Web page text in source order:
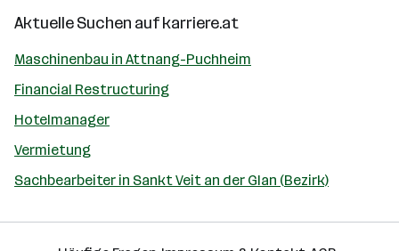
Aktuelle Suchen aufkarriere.at
Maschinenbau in Attnang-Puchheim
Financial Restructuring
Hotelmanager
Vermietung
Sachbearbeiter in Sankt Veit an der Glan (Bezirk)